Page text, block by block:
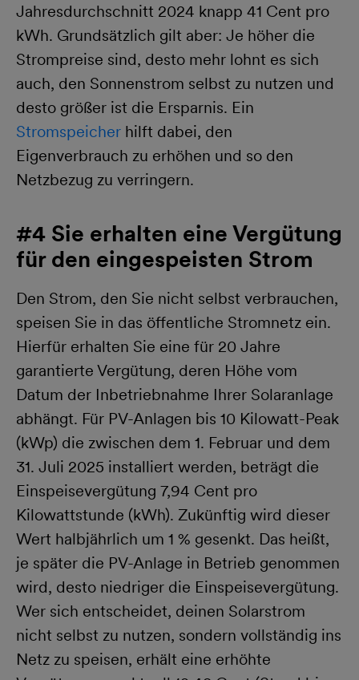
Jahresdurchschnitt 2024 knapp 41 Cent pro
kWh. Grundsätzlich gilt aber: Je höher die
Strompreise sind, desto mehr lohnt es sich
auch, den Sonnenstrom selbst zu nutzen und
desto größer ist die Ersparnis. Ein
Stromspeicher hilft dabei, den
Eigenverbrauch zu erhöhen und so den
Netzbezug zu verringern.
#4 Sie erhalten eine Vergütung
für den eingespeisten Strom
Den Strom, den Sie nicht selbst verbrauchen,
speisen Sie in das öffentliche Stromnetz ein.
Hierfür erhalten Sie eine für 20 Jahre
garantierte Vergütung, deren Höhe vom
Datum der Inbetriebnahme Ihrer Solaranlage
abhängt. Für PV-Anlagen bis 10 Kilowatt-Peak
(kWp) die zwischen dem 1. Februar und dem
31. Juli 2025 installiert werden, beträgt die
Einspeisevergütung 7,94 Cent pro
Kilowattstunde (kWh). Zukünftig wird dieser
Wert halbjährlich um 1 % gesenkt. Das heißt,
je später die PV-Anlage in Betrieb genommen
wird, desto niedriger die Einspeisevergütung.
Wer sich entscheidet, deinen Solarstrom
nicht selbst zu nutzen, sondern vollständig ins
Netz zu speisen, erhält eine erhöhte